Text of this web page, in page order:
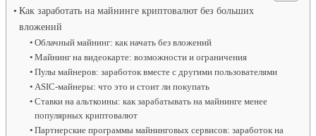
Как заработать на майнинге криптовалют без больших
вложений
Облачный майнинг: как начать без вложений
Майнинг на видеокарте: возможности и ограничения
Пулы майнеров: заработок вместе с другими пользователями
ASIC-майнеры: что это и стоит ли покупать
Ставки на альткоины: как зарабатывать на майнинге менее
популярных криптовалют
Партнерские программы майнинговых сервисов: заработок на